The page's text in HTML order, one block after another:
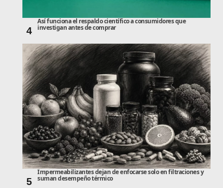
4
Así funciona el respaldo científico a consumidores que
investigan antes de comprar
5
Impermeabilizantes dejan de enfocarse solo en filtraciones y
suman desempeño térmico